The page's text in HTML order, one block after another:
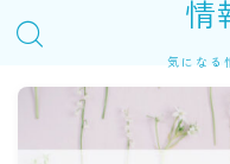
情
気になる